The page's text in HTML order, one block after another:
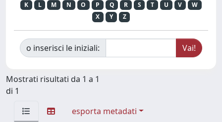
K
L M N O P Q R S T U V
W
X
Y Z
o inserisci le iniziali:
Mostrati risultati da 1 a 1
di 1
esporta metadati